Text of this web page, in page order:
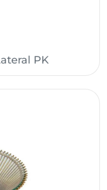
PK